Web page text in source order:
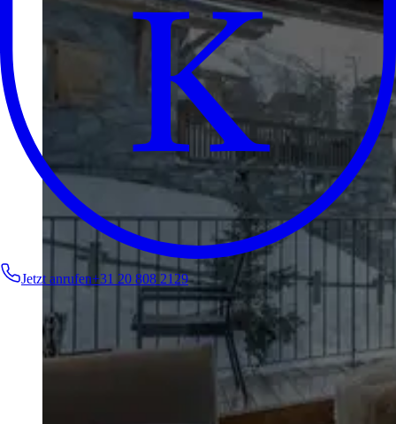
Jetzt anrufen+31 20 808 2129